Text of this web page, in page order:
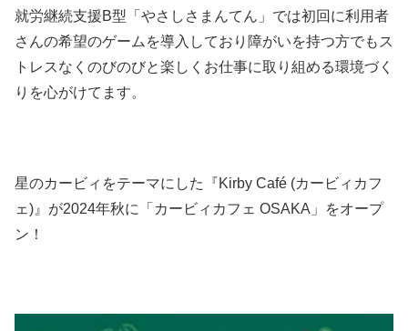
就労継続支援B型「やさしさまんてん」では初回に利用者
さんの希望のゲームを導入しており障がいを持つ方でもス
トレスなくのびのびと楽しくお仕事に取り組める環境づく
りを心がけてます。
星のカービィをテーマにした『Kirby Café (カービィカフ
ェ)』が2024年秋に「カービィカフェ OSAKA」をオープ
ン！